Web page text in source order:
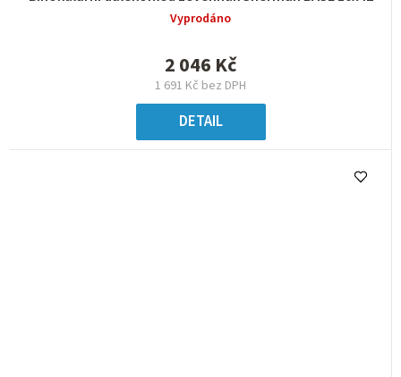
Vyprodáno
1 691 Kč bez DPH
2 046 Kč
DETAIL